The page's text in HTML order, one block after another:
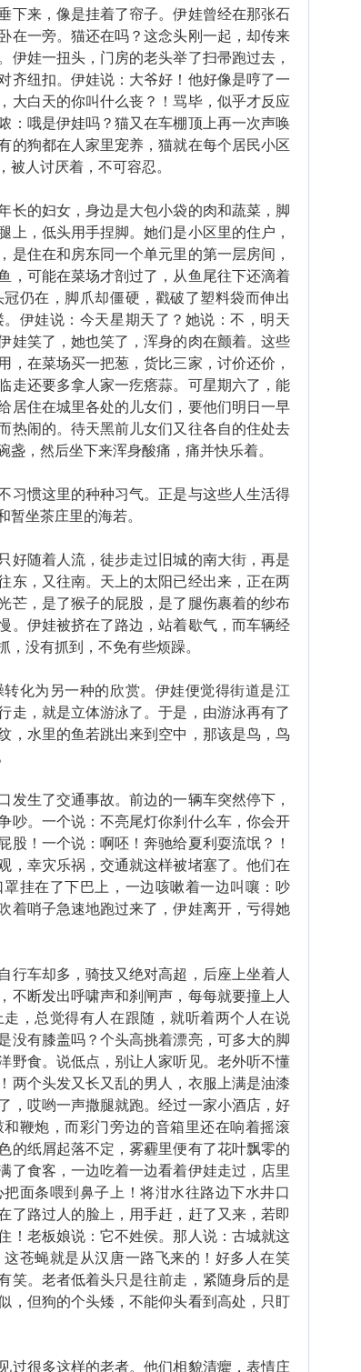
下来，像是挂着了帘子。伊娃曾经在那张石
在一旁。猫还在吗？这念头刚一起，却传来
伊娃一扭头，门房的老头举了扫帚跑过去，
齐纽扣。伊娃说：大爷好！他好像是哼了一
大白天的你叫什么丧？！骂毕，似乎才反应
：哦是伊娃吗？猫又在车棚顶上再一次声唤
的狗都在人家里宠养，猫就在每个居民小区
被人讨厌着，不可容忍。
的妇女，身边是大包小袋的肉和蔬菜，脚
上，低头用手捏脚。她们是小区里的住户，
是住在和房东同一个单元里的第一层房间，
，可能在菜场才剖过了，从鱼尾往下还滴着
仍在，脚爪却僵硬，戳破了塑料袋而伸出
伊娃说：今天星期天了？她说：不，明天
娃笑了，她也笑了，浑身的肉在颤着。这些
，在菜场买一把葱，货比三家，讨价还价，
走还要多拿人家一疙瘩蒜。可星期六了，能
居住在城里各处的儿女们，要他们明日一早
热闹的。待天黑前儿女们又往各自的住处去
，然后坐下来浑身酸痛，痛并快乐着。
惯这里的种种习气。正是与这些人生活得
暂坐茶庄里的海若。
随着人流，徒步走过旧城的南大街，再是
东，又往南。天上的太阳已经出来，正在两
芒，是了猴子的屁股，是了腿伤裹着的纱布
。伊娃被挤在了路边，站着歇气，而车辆经
没有抓到，不免有些烦躁。
为另一种的欣赏。伊娃便觉得街道是江
走，就是立体游泳了。于是，由游泳再有了
，水里的鱼若跳出来到空中，那该是鸟，鸟
生了交通事故。前边的一辆车突然停下，
吵。一个说：不亮尾灯你刹什么车，你会开
股！一个说：啊呸！奔驰给夏利耍流氓？！
，幸灾乐祸，交通就这样被堵塞了。他们在
挂在了下巴上，一边咳嗽着一边叫嚷：吵
着哨子急速地跑过来了，伊娃离开，亏得她
车却多，骑技又绝对高超，后座上坐着人
不断发出呼啸声和刹闸声，每每就要撞上人
，总觉得有人在跟随，就听着两个人在说
没有膝盖吗？个头高挑着漂亮，可多大的脚
野食。说低点，别让人家听见。老外听不懂
两个头发又长又乱的男人，衣服上满是油漆
，哎哟一声撒腿就跑。经过一家小酒店，好
鞭炮，而彩门旁边的音箱里还在响着摇滚
的纸屑起落不定，雾霾里便有了花叶飘零的
了食客，一边吃着一边看着伊娃走过，店里
面条喂到鼻子上！将泔水往路边下水井口
了路过人的脸上，用手赶，赶了又来，若即
！老板娘说：它不姓侯。那人说：古城就这
苍蝇就是从汉唐一路飞来的！好多人在笑
笑。老者低着头只是往前走，紧随身后的是
，但狗的个头矮，不能仰头看到高处，只盯
很多这样的老者。他们相貌清癯，表情庄